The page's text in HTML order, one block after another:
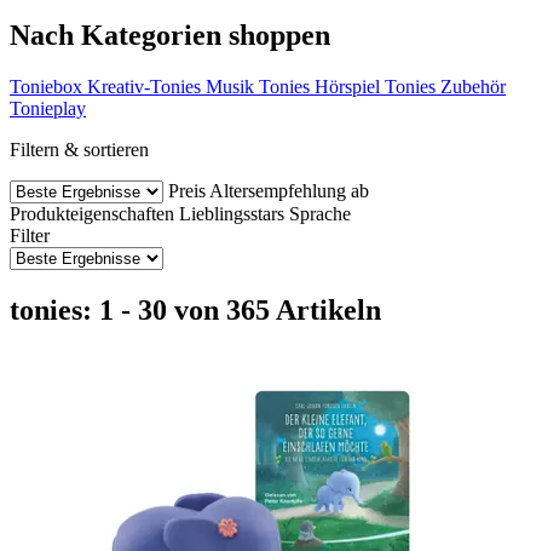
Nach Kategorien shoppen
Toniebox Kreativ-Tonies Musik Tonies Hörspiel Tonies Zubehör
Tonieplay
Filtern & sortieren
Preis Altersempfehlung ab
Produkteigenschaften Lieblingsstars Sprache
Filter
tonies: 1 - 30 von 365 Artikeln